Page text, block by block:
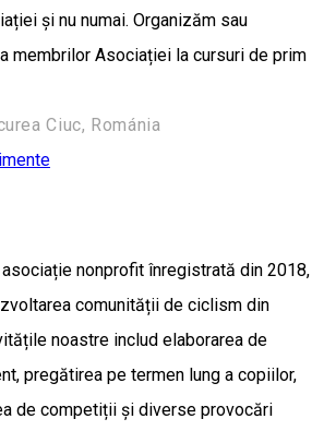
și nu numai. Organizăm sau
membrilor Asociației la cursuri de prim
Ciuc, Románia
nonprofit înregistrată din 2018,
comunității de ciclism din
noastre includ elaborarea de
pregătirea pe termen lung a copiilor,
de competiții și diverse provocări